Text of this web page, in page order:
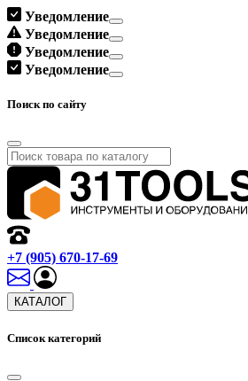
Уведомление
Уведомление
Уведомление
Уведомление
Поиск по сайту
+7 (905) 670-17-69
КАТАЛОГ
Список категорий